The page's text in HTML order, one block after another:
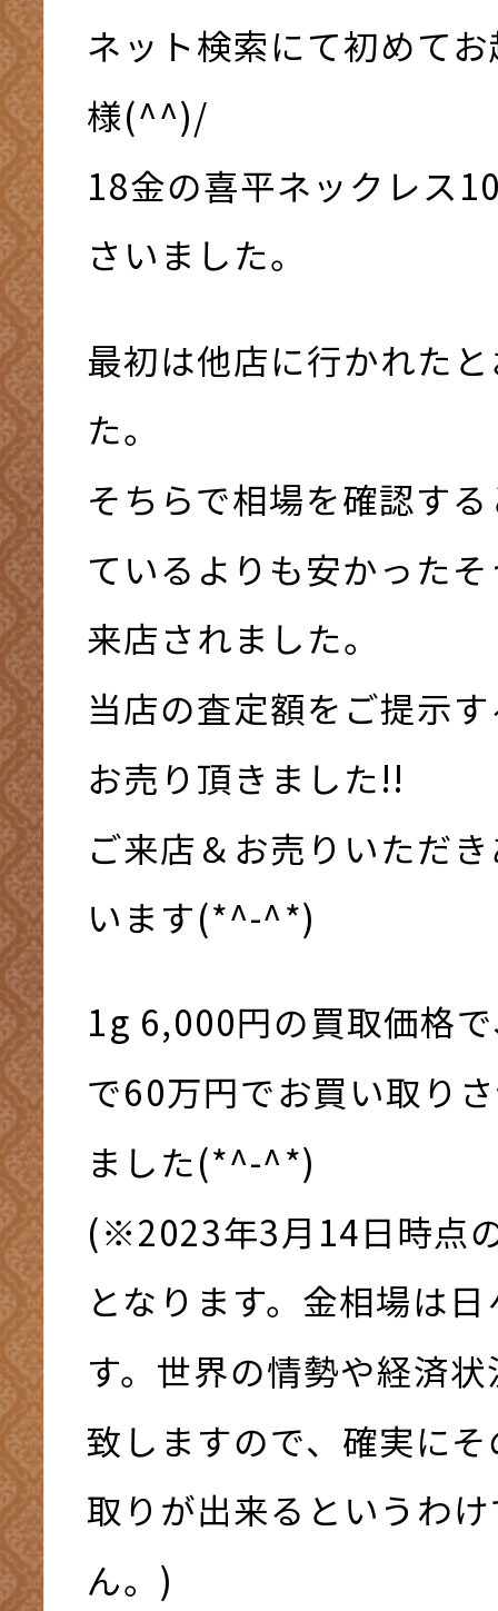
ネット検索にて初めて
様(^^)/
18金の喜平ネックレス
さいました。
最初は他店に行かれた
た。
そちらで相場を確認す
ているよりも安かった
来店されました。
当店の査定額をご提示
お売り頂きました!!
ご来店＆お売りいただ
います(*^-^*)
1g 6,000円の買取価格
で60万円でお買い取り
ました(*^-^*)
(※2023年3月14日時点
となります。金相場は
す。世界の情勢や経済
致しますので、確実に
取りが出来るというわ
ん。)